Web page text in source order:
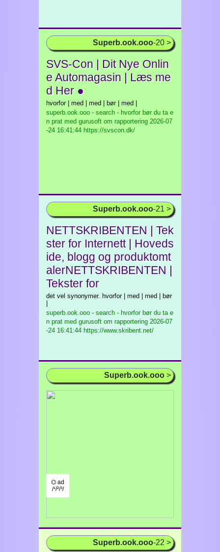
Superb.ook.ooo-20 >
SVS-Con | Dit Nye Onlin
e Automagasin | Læs me
d Her ●
hvorfor | med | med | bør | med |
superb.ook.ooo - search - hvorfor bør du ta e
n prat med gurusoft om rapportering 2026-07
-24 16:41:44 https://svscon.dk/
Superb.ook.ooo-21 >
NETTSKRIBENTEN | Tek
ster for Internett | Hoveds
ide, blogg og produktomt
alerNETTSKRIBENTEN |
Tekster for
det vel synonymer. hvorfor | med | med | bør
superb.ook.ooo - search - hvorfor bør du ta e
n prat med gurusoft om rapportering 2026-07
-24 16:41:44 https://www.skribent.net/
Superb.ook.ooo >
⌬ ad
/¹/²/³/
Superb.ook.ooo-22 >